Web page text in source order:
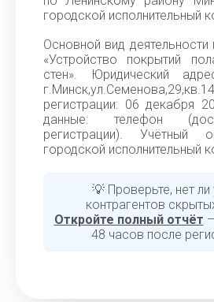
городской исполнительный
Основной вид
«Устройство покрытий
стен». Юридический
регистрации: 06 декабря
данные: телефон
регистрации). Учётный
городской исполнительный
💡 Проверьте, нет
контрагентов
Откройте полный отчёт
48 часов после